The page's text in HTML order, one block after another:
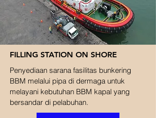
FILLING STATION ON SHORE
Penyediaan sarana fasilitas bunkering
BBM melalui pipa di dermaga untuk
melayani kebutuhan BBM kapal yang
bersandar di pelabuhan.